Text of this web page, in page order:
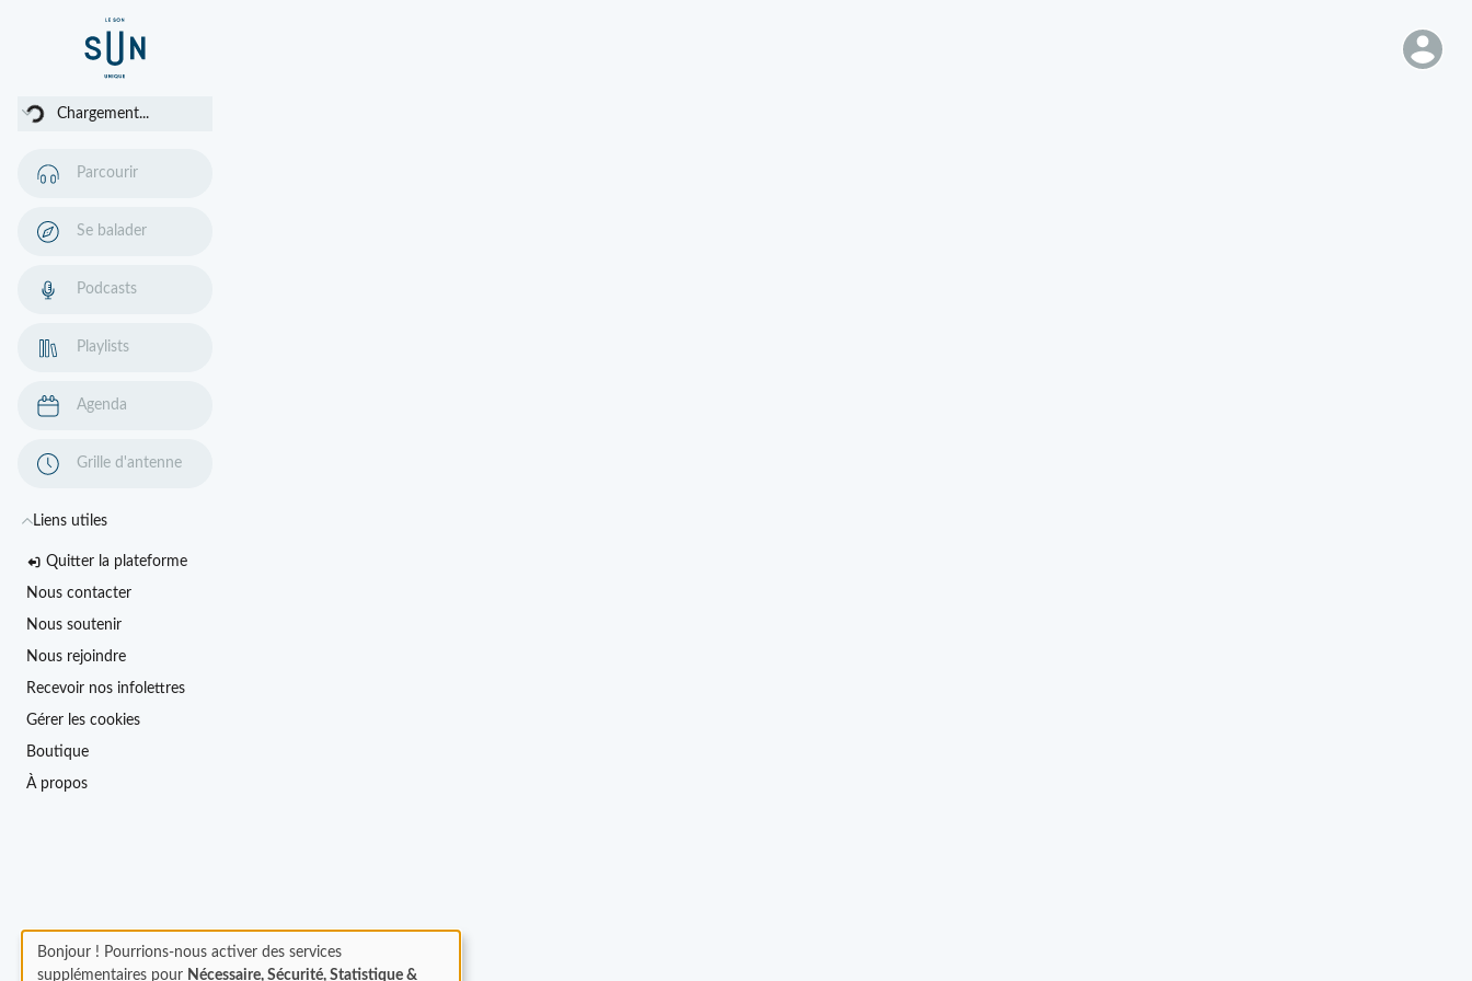
Chargement...
Parcourir
Se balader
Podcasts
Playlists
Agenda
Grille d'antenne
Liens utiles
Quitter la plateforme
Nous contacter
Nous soutenir
Nous rejoindre
Recevoir nos infolettres
Gérer les cookies
Boutique
À propos
Bonjour ! Pourrions-nous activer des services
supplémentaires pour Nécessaire, Sécurité, Statistique &